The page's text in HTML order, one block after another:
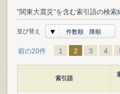
"関東大震災"を含む索引語の検
並び替え 件数順 降順
前の20件 1 2 3 4
索引語